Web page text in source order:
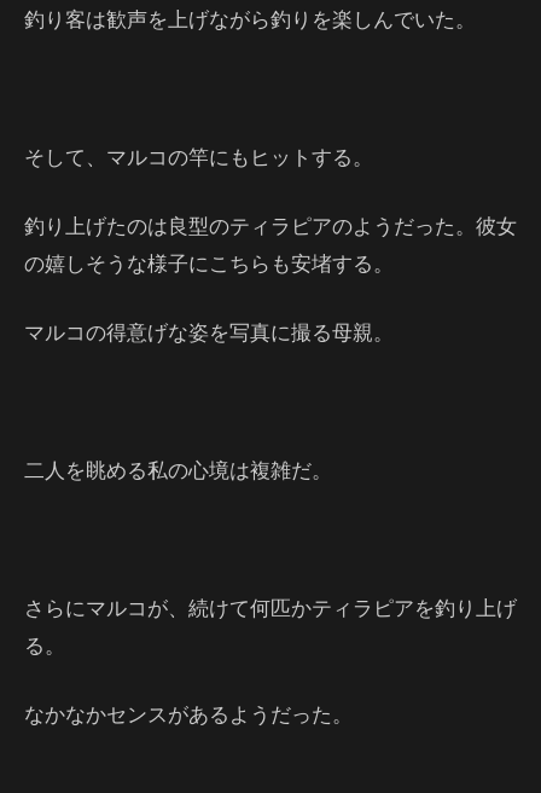
釣り客は歓声を上げながら釣りを楽しんでいた。
そして、マルコの竿にもヒットする。
釣り上げたのは良型のティラピアのようだった。彼女
の嬉しそうな様子にこちらも安堵する。
マルコの得意げな姿を写真に撮る母親。
二人を眺める私の心境は複雑だ。
さらにマルコが、続けて何匹かティラピアを釣り上げ
る。
なかなかセンスがあるようだった。